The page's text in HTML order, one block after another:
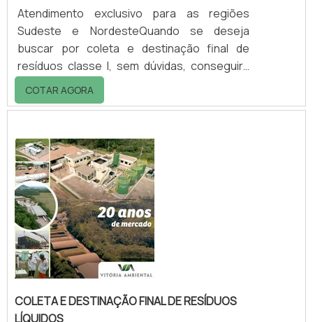
Atendimento exclusivo para as regiões
Sudeste e NordesteQuando se deseja
buscar por coleta e destinação final de
resíduos classe I, sem dúvidas, conseguirá
encontrar na empresa Vitória Ambiental.
Comparando na vitrine que se chama
segmento.UM POUCO MAIS SOBRE COLETA
E DESTINAÇÃO FINAL DE RESÍDUOS CLASSE
IQuem procura por coleta e destinação final
de resíduos em uma empresa altamente
qualifica...
COTAR AGORA
COLETA E DESTINAÇÃO FINAL DE RESÍDUOS
LÍQUIDOS